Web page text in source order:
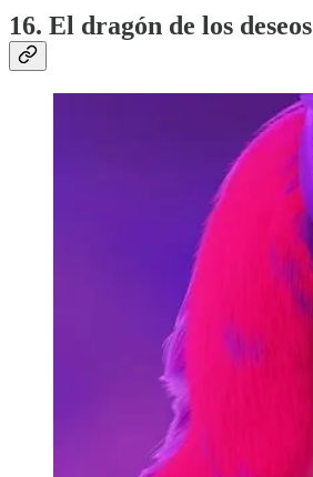
16. El dragón de los deseos